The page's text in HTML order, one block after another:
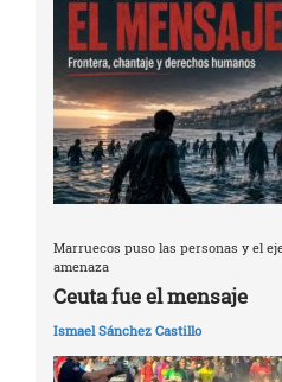
Marruecos puso las personas y el
amenaza
Ceuta fue el mensaje
Ismael Sánchez Castillo